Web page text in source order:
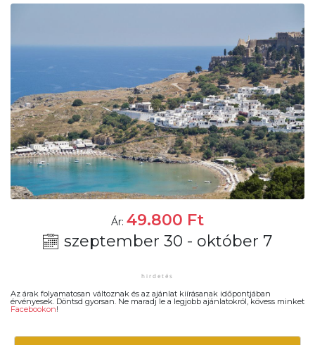
Ár: 49.800 Ft
szeptember 30 - október 7
Az árak folyamatosan változnak és az ajánlat kiírásanak időpontjában
érvényesek. Döntsd gyorsan. Ne maradj le a legjobb ajánlatokról, kövess minket
Facebookon!